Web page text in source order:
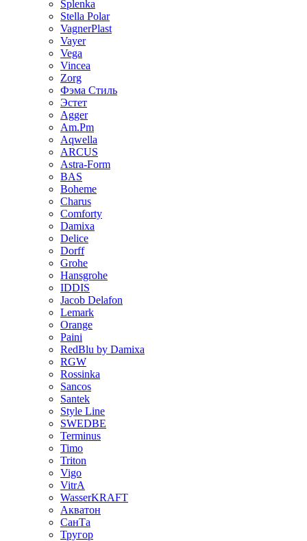
Splenka
Stella Polar
VagnerPlast
Vayer
Vega
Vincea
Zorg
Фэма Стиль
Эстет
Agger
Am.Pm
Aqwella
ARCUS
Astra-Form
BAS
Boheme
Charus
Comforty
Damixa
Delice
Dorff
Grohe
Hansgrohe
IDDIS
Jacob Delafon
Lemark
Orange
Paini
RedBlu by Damixa
RGW
Rossinka
Sancos
Santek
Style Line
SWEDBE
Terminus
Timo
Triton
Vigo
VitrA
WasserKRAFT
Акватон
СанТа
Тругор